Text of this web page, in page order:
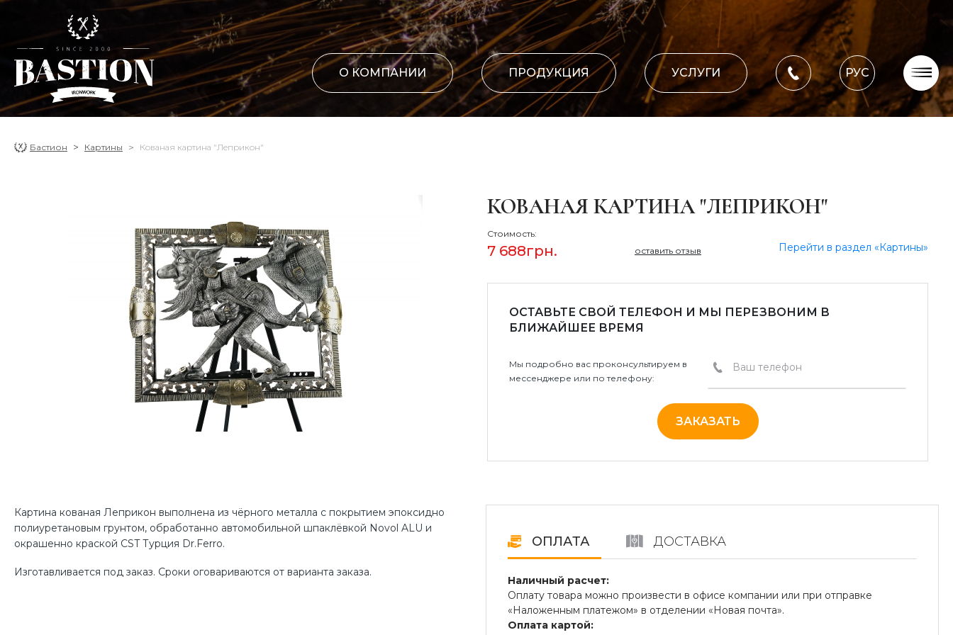
О КОМПАНИИ ПРОДУКЦИЯ УСЛУГИ РУС
О компании
Контакти
Бастион Картины Кованая картина "Леприкон"
КОВАНАЯ КАРТИНА "ЛЕПРИКОН"
Стоимость:
7 688грн. оставить отзыв Перейти в раздел «Картины»
ОСТАВЬТЕ СВОЙ ТЕЛЕФОН И МЫ ПЕРЕЗВОНИМ В
БЛИЖАЙШЕЕ ВРЕМЯ
Мы подробно вас проконсультируем в
мессенджере или по телефону:
ЗАКАЗАТЬ
Картина кованая Леприкон выполнена из чёрного металла с покрытием эпоксидно
полиуретановым грунтом, обработанно автомобильной шпаклёвкой Novol ALU и
окрашенно краской CST Турция Dr.Ferro.
Изготавливается под заказ. Сроки оговариваются от варианта заказа.
ОПЛАТА ДОСТАВКА
Наличный расчет:
Оплату товара можно произвести в офисе компании или при отправке
«Наложенным платежом» в отделении «Новая почта».
Оплата картой: